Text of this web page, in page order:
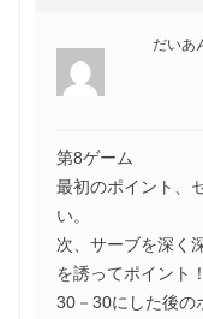
だいあ
第8ゲーム
最初のポイント、
い。
次、サーブを深く
を誘ってポイント！
30－30にした後の